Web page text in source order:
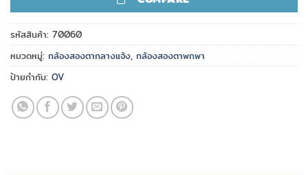
รหัสสินค้า: 70060
หมวดหมู่: กล้องสองตากลางแจ้ง, กล้องสองตาพกพา
ป้ายกำกับ: OV